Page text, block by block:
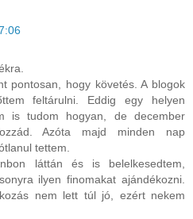
pontosan, hogy követés. A blogok
feltárulni. Eddig egy helyen
is tudom hogyan, de december
Azóta majd minden nap
tettem.
láttán és is belelkesedtem,
ilyen finomakat ajándékozni.
nem lett túl jó, ezért nekem